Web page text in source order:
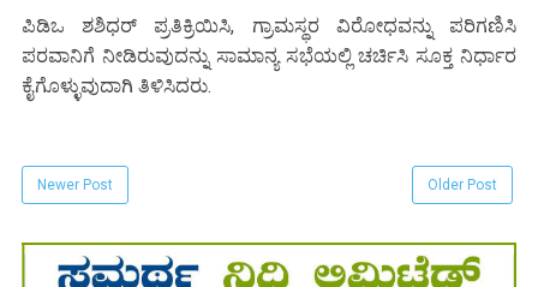
ಪಿಡಿಒ ಶಶಿಧರ್ ಪ್ರತಿಕ್ರಿಯಿಸಿ, ಗ್ರಾಮಸ್ಥರ ವಿರೋಧವನ್ನು ಪರಿಗಣಿಸಿ
ಪರವಾನಿಗೆ ನೀಡಿರುವುದನ್ನು ಸಾಮಾನ್ಯ ಸಭೆಯಲ್ಲಿ ಚರ್ಚಿಸಿ ಸೂಕ್ತ ನಿರ್ಧಾರ
ಕೈಗೊಳ್ಳುವುದಾಗಿ ತಿಳಿಸಿದರು.
Newer Post Older Post